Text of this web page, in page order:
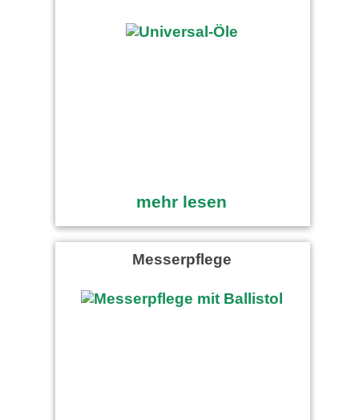
mehr lesen
Messerpflege